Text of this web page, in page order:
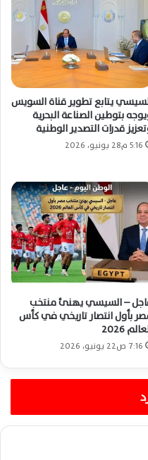
يتابع تطوير قناة السويس
بتوطين الصناعة البحرية
قدرات التصدير الوطنية
5:16 م28 يونيو، 2026
– السيسي يهنئ منتخب
بأول انتصار تاريخي في كأس
2026
7:16 ص22 يونيو، 2026